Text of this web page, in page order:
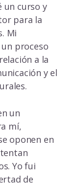
un curso y
para la
Mi
proceso
a la
y el
un
mí,
oponen en
Yo fui
de